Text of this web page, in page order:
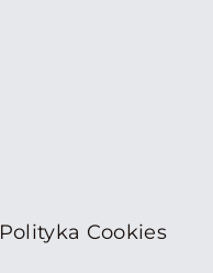
Polityka Cookies